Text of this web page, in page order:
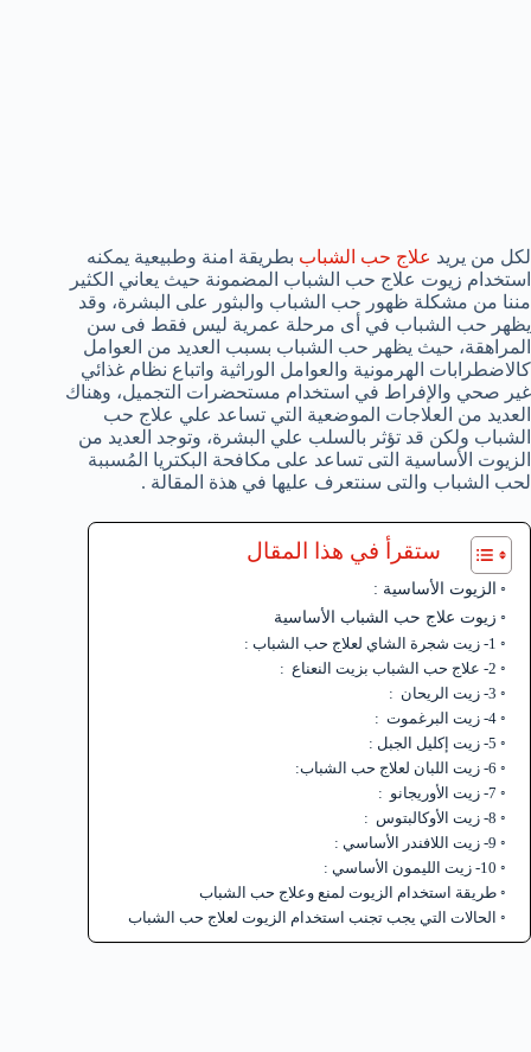
لكل من يريد علاج حب الشباب بطريقة امنة وطبيعية يمكنه
استخدام زيوت علاج حب الشباب المضمونة حيث يعاني الكثير
مننا من مشكلة ظهور حب الشباب والبثور على البشرة، وقد
يظهر حب الشباب في أى مرحلة عمرية ليس فقط فى سن
المراهقة، حيث يظهر حب الشباب بسبب العديد من العوامل
كالاضطرابات الهرمونية والعوامل الوراثية واتباع نظام غذائي
غير صحي والإفراط في استخدام مستحضرات التجميل، وهناك
العديد من العلاجات الموضعية التي تساعد علي علاج حب
الشباب ولكن قد تؤثر بالسلب علي البشرة، وتوجد العديد من
الزيوت الأساسية التى تساعد على مكافحة البكتريا المُسببة
لحب الشباب والتى سنتعرف عليها في هذة المقالة .
ستقرأ في هذا المقال
الزيوت الأساسية :
زيوت علاج حب الشباب الأساسية
1- زيت شجرة الشاي لعلاج حب الشباب :
2- علاج حب الشباب بزيت النعناع :
3- زيت الريحان :
4- زيت البرغموت :
5- زيت إكليل الجبل :
6- زيت اللبان لعلاج حب الشباب:
7- زيت الأوريجانو :
8- زيت الأوكالبتوس :
9- زيت اللافندر الأساسي :
10- زيت الليمون الأساسي :
طريقة استخدام الزيوت لمنع وعلاج حب الشباب
الحالات التي يجب تجنب استخدام الزيوت لعلاج حب الشباب